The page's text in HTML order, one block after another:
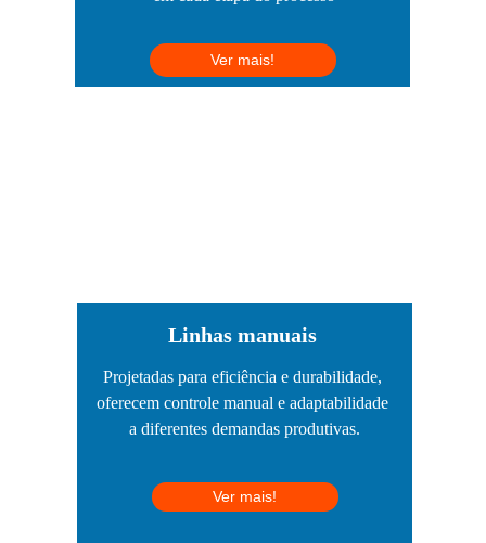
Linhas manuais
Projetadas para eficiência e durabilidade,
oferecem controle manual e adaptabilidade
a diferentes demandas produtivas.
Ver mais!
Ver mais!